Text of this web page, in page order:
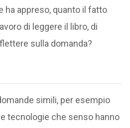
ha appreso, quanto il fatto
di leggere il libro, di
sulla domanda?
simili, per esempio
tecnologie che senso hanno